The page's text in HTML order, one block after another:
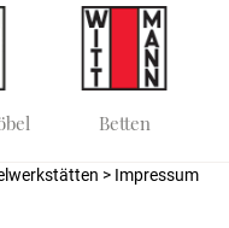
Betten
> Impressum